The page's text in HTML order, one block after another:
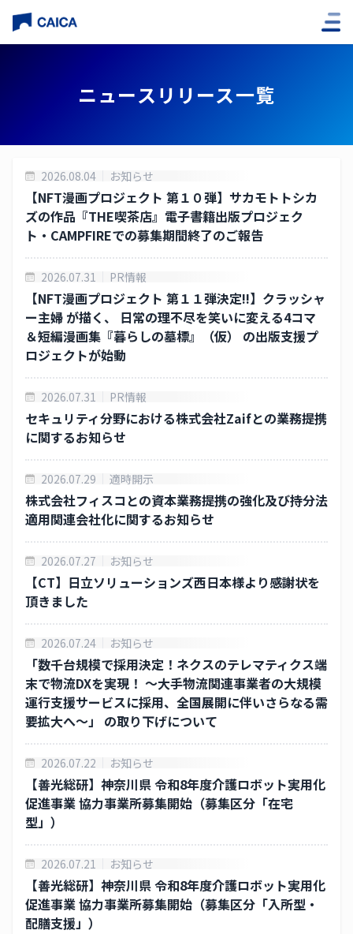
役員紹介
会社概要
子会社
アクセス
沿革
CSR
事業紹介
CAICA テクノロジーズ
カイカフィナンシャルホールディングス
ネクス
ＥＷＪ
投資家情報
財務ハイライト
CAICA Report 2025 ( PDF )
株式の諸手続きについて
株主の状況について
株主総会
コーポレートガバナンス
株価情報
ニュースリリース一覧
2026.08.04 お知らせ
【NFT漫画プロジェクト 第１０弾】サカモトトシカ
ズの作品『THE喫茶店』電子書籍出版プロジェク
ト・CAMPFIREでの募集期間終了のご報告
2026.07.31 PR情報
【NFT漫画プロジェクト 第１１弾決定!!】クラッシャ
ー主婦 が描く、 日常の理不尽を笑いに変える4コマ
＆短編漫画集『暮らしの墓標』（仮） の出版支援プ
ロジェクトが始動
2026.07.31 PR情報
セキュリティ分野における株式会社Zaifとの業務提携
に関するお知らせ
2026.07.29 適時開示
株式会社フィスコとの資本業務提携の強化及び持分法
適用関連会社化に関するお知らせ
2026.07.27 お知らせ
【CT】日立ソリューションズ西日本様より感謝状を
頂きました
2026.07.24 お知らせ
「数千台規模で採用決定！ネクスのテレマティクス端
末で物流DXを実現！ ～大手物流関連事業者の大規模
運行支援サービスに採用、全国展開に伴いさらなる需
要拡大へ～」 の取り下げについて
2026.07.22 お知らせ
【善光総研】神奈川県 令和8年度介護ロボット実用化
促進事業 協力事業所募集開始（募集区分「在宅
型」）
2026.07.21 お知らせ
【善光総研】神奈川県 令和8年度介護ロボット実用化
促進事業 協力事業所募集開始（募集区分「入所型・
配膳支援」）